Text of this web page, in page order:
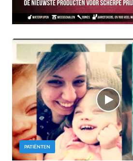
PATIËNTEN